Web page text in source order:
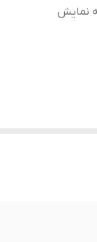
نمایش